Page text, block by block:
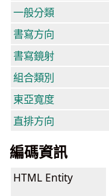
一般分類
書寫方向
書寫鏡射
組合類別
東亞寬度
直排方向
編碼資訊
HTML Entity